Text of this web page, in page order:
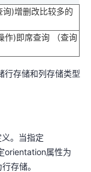
)增删改比较多的
作)即席查询 （查询
行存储和列存储类型
。当指定
orientation属性为
存储。